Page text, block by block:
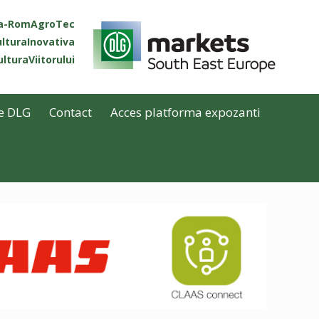
RomAgroTec
DLG Contact Acces platforma expozanti